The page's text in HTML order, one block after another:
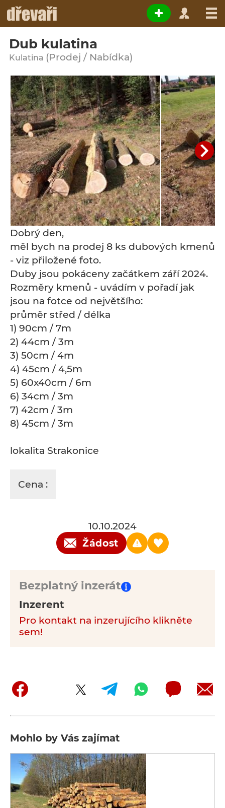
Dub kulatina
Kulatina (Prodej / Nabídka)
Dobrý den,
měl bych na prodej 8 ks dubových kmenů
- viz přiložené foto.
Duby jsou pokáceny začátkem září 2024.
Rozměry kmenů - uvádím v pořadí jak
jsou na fotce od největšího:
průměr střed / délka
1) 90cm / 7m
2) 44cm / 3m
3) 50cm / 4m
4) 45cm / 4,5m
5) 60x40cm / 6m
6) 34cm / 3m
7) 42cm / 3m
8) 45cm / 3m
lokalita Strakonice
Cena :
10.10.2024
Žádost
Bezplatný inzerát
Inzerent
Pro kontakt na inzerujícího klikněte
sem!
Mohlo by Vás zajímat